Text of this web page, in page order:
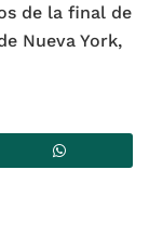
de la final de
Nueva York,